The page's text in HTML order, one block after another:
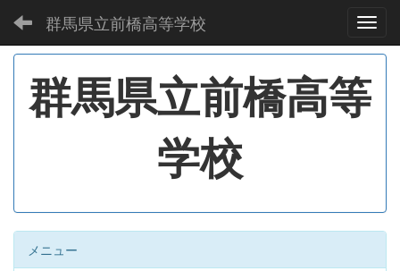
群馬県立前橋高等学校
群馬県立前橋高等
学校
メニュー